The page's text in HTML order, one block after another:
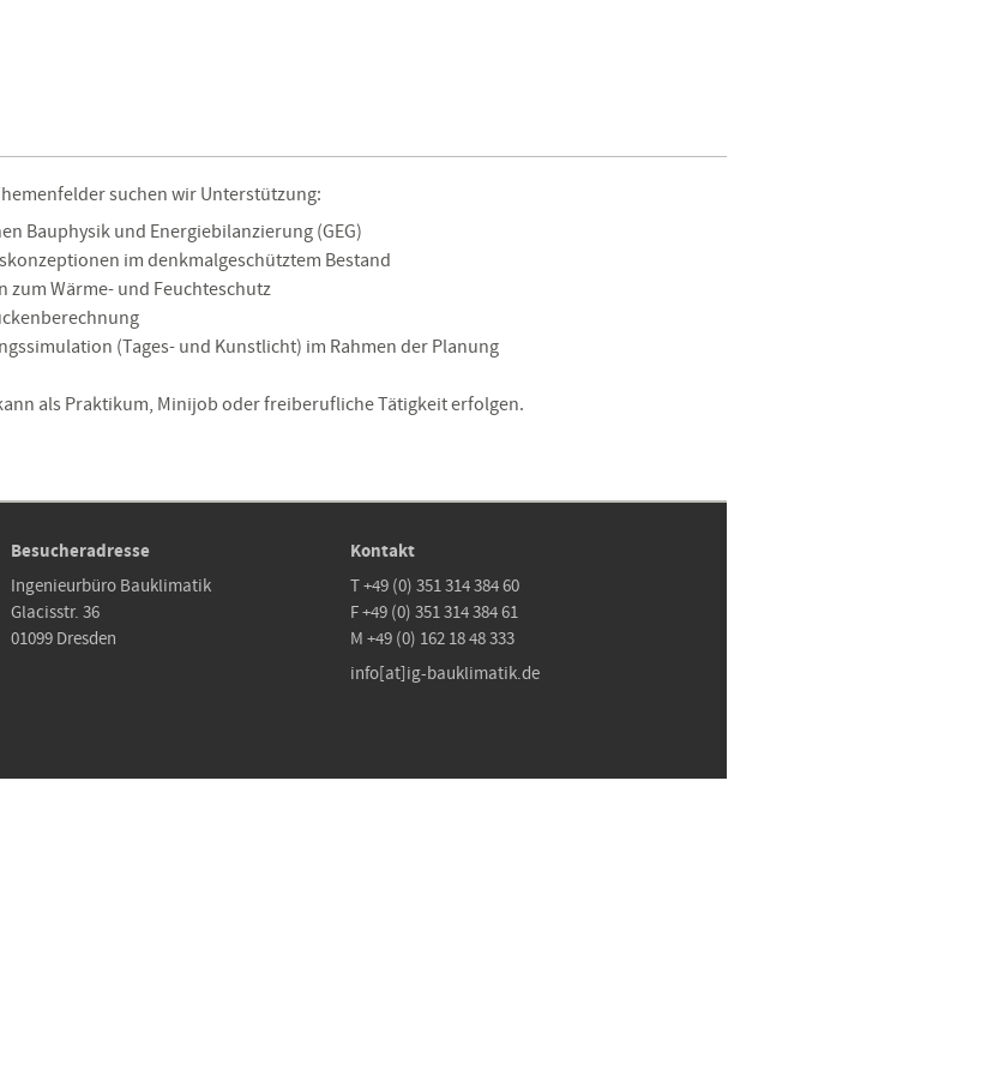
suchen wir Unterstützung:
Bauphysik und Energiebilanzierung (GEG)
im denkmalgeschütztem Bestand
zum Wärme- und Feuchteschutz
(Tages- und Kunstlicht) im Rahmen der Planung
als Praktikum, Minijob oder freiberufliche Tätigkeit erfolgen.
Besucheradresse
Ingenieurbüro Bauklimatik
Glacisstr. 36
01099 Dresden
Kontakt
T +49 (0) 351 314 384 60
F +49 (0) 351 314 384 61
M +49 (0) 162 18 48 333
info[at]ig-bauklimatik.de